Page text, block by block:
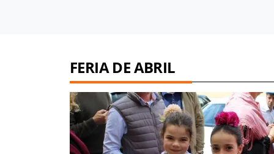
FERIA DE ABRIL